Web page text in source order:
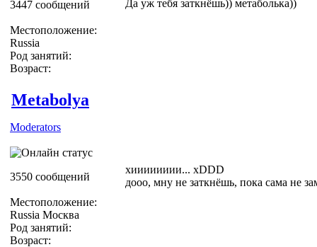
3447 сообщений
Местоположение:
Russia
Род занятий:
Возраст:
Да уж тебя заткнёшь)) метаболька))
Metabolya
Moderators
3550 сообщений
Местоположение:
Russia Москва
Род занятий:
Возраст:
хииииииии... хDDD
дооо, мну не заткнёшь, пока сама не